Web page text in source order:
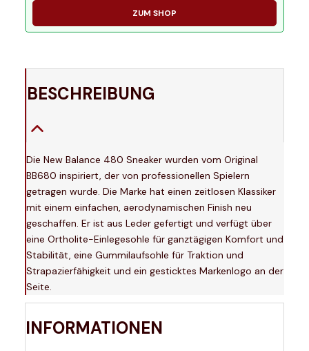
ZUM SHOP
BESCHREIBUNG
Die New Balance 480 Sneaker wurden vom Original
BB680 inspiriert, der von professionellen Spielern
getragen wurde. Die Marke hat einen zeitlosen Klassiker
mit einem einfachen, aerodynamischen Finish neu
geschaffen. Er ist aus Leder gefertigt und verfügt über
eine Ortholite-Einlegesohle für ganztägigen Komfort und
Stabilität, eine Gummilaufsohle für Traktion und
Strapazierfähigkeit und ein gesticktes Markenlogo an der
Seite.
INFORMATIONEN